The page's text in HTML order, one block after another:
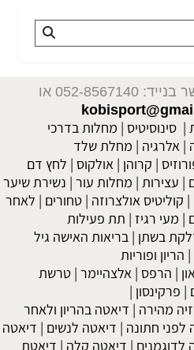
8567140
או
| סינוסיטיס | מחלות בדרכי
| אלרגיה | מחלת שלד
| קרוהן | אולקוס | לחץ דם
| עצירות | מחלות עור | נשירת שיער
| קוליטיס אולצרוזה |טחורים | לאחר
| מעי רגיז | תת פעילות
בשתן | בריאות האישה גיל
| הריון ופוריות
| הרפס | אלצהיימר |טרשת
| פרקינסון |
מהירה | דיאטה בהריון ולאחר
לפני חתונה | דיאטה לנשים | דיאטה
לדוגמנים | דיאטה קלה | דיאטת